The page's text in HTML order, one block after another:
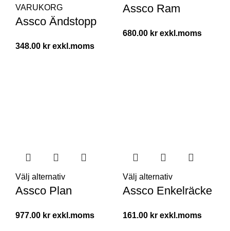
VARUKORG
Assco Ändstopp
348.00 kr
Assco Ram
680.00 kr
Välj alternativ
Assco Plan
977.00 kr
Välj alternativ
Assco Enkelräcke
161.00 kr